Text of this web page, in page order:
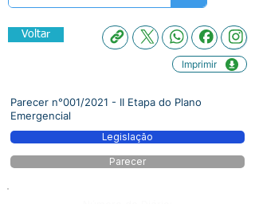
Voltar
Imprimir
Parecer n°001/2021 - II Etapa do Plano
Emergencial
Legislação
Parecer